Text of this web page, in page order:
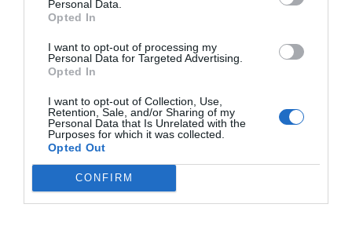
Personal Data.
Opted In
I want to opt-out of processing my
Personal Data for Targeted Advertising.
Opted In
I want to opt-out of Collection, Use,
Retention, Sale, and/or Sharing of my
Personal Data that Is Unrelated with the
Purposes for which it was collected.
Opted Out
CONFIRM